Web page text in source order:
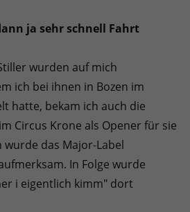
ja sehr schnell Fahrt
wurden auf mich
ich bei ihnen in Bozen im
hatte, bekam ich auch die
Circus Krone als Opener für sie
das Major-Label
In Folge wurde
i eigentlich kimm" dort